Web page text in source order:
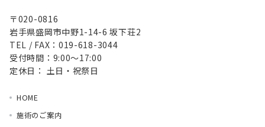
〒020-0816
岩手県盛岡市中野1-14-6 坂下荘2
TEL / FAX：019-618-3044
受付時間：9:00～17:00
定休日： 土日・祝祭日
HOME
施術のご案内